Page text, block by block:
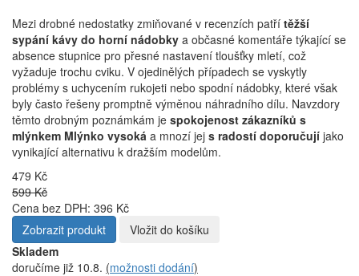
Mezi drobné nedostatky zmiňované v recenzích patří těžší
sypání kávy do horní nádobky a občasné komentáře týkající se
absence stupnice pro přesné nastavení tloušťky mletí, což
vyžaduje trochu cviku. V ojedinělých případech se vyskytly
problémy s uchycením rukojeti nebo spodní nádobky, které však
byly často řešeny promptně výměnou náhradního dílu. Navzdory
těmto drobným poznámkám je spokojenost zákazníků s
mlýnkem Mlýnko vysoká a mnozí jej s radostí doporučují jako
vynikající alternativu k dražším modelům.
479 Kč
599 Kč
Cena bez DPH: 396 Kč
Zobrazit produkt
Vložit do košíku
Skladem
doručíme již 10.8. (možnosti dodání)